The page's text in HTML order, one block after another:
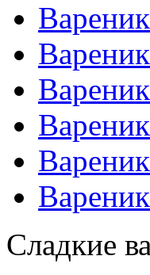
Сладкие